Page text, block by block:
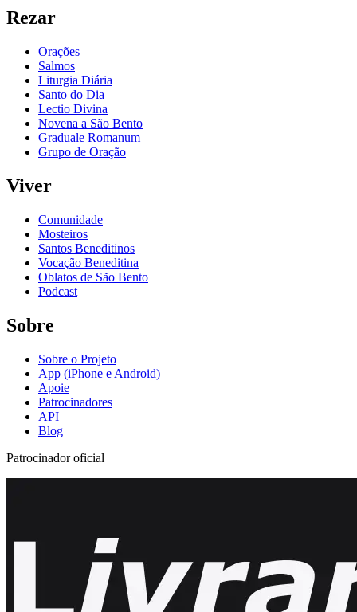
Rezar
Orações
Salmos
Liturgia Diária
Santo do Dia
Lectio Divina
Novena a São Bento
Graduale Romanum
Grupo de Oração
Viver
Comunidade
Mosteiros
Santos Beneditinos
Vocação Beneditina
Oblatos de São Bento
Podcast
Sobre
Sobre o Projeto
App (iPhone e Android)
Apoie
Patrocinadores
API
Blog
Patrocinador oficial